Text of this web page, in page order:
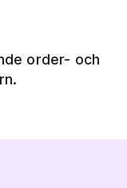
order- och